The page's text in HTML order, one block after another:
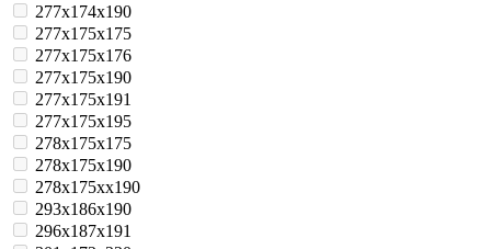
277x174x190
277x175x175
277x175x176
277x175x190
277x175x191
277x175x195
278x175x175
278x175x190
278x175xx190
293x186x190
296x187x191